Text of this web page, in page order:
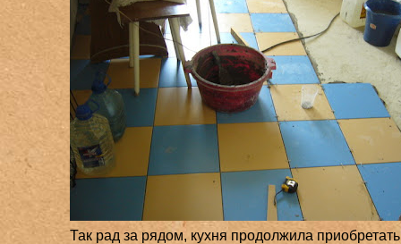
Так рад за рядом, кухня продолжила приобретать